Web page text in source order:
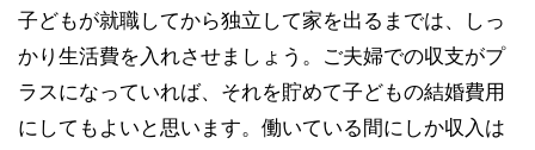
子どもが就職してから独立して家を出るまでは、しっ
かり生活費を入れさせましょう。ご夫婦での収支がプ
ラスになっていれば、それを貯めて子どもの結婚費用
にしてもよいと思います。働いている間にしか収入は